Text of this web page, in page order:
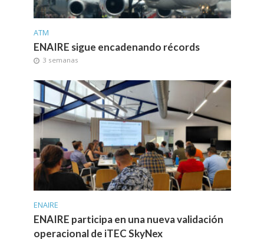
ATM
ENAIRE sigue encadenando récords
3 semanas
ENAIRE
ENAIRE participa en una nueva validación
operacional de iTEC SkyNex